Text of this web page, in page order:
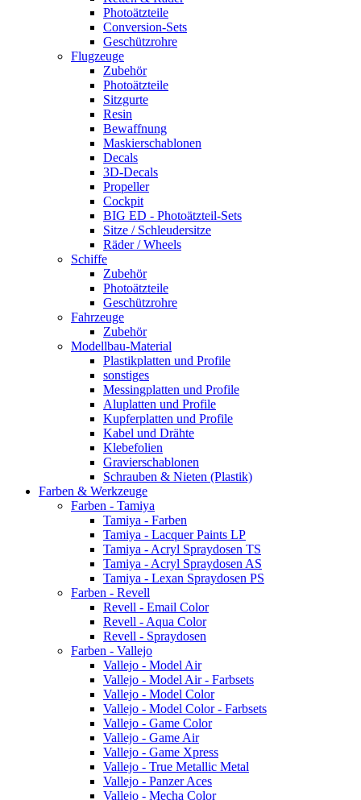
Photoätzteile
Conversion-Sets
Geschützrohre
Flugzeuge
Zubehör
Photoätzteile
Sitzgurte
Resin
Bewaffnung
Maskierschablonen
Decals
3D-Decals
Propeller
Cockpit
BIG ED - Photoätzteil-Sets
Sitze / Schleudersitze
Räder / Wheels
Schiffe
Zubehör
Photoätzteile
Geschützrohre
Fahrzeuge
Zubehör
Modellbau-Material
Plastikplatten und Profile
sonstiges
Messingplatten und Profile
Aluplatten und Profile
Kupferplatten und Profile
Kabel und Drähte
Klebefolien
Gravierschablonen
Schrauben & Nieten (Plastik)
Farben & Werkzeuge
Farben - Tamiya
Tamiya - Farben
Tamiya - Lacquer Paints LP
Tamiya - Acryl Spraydosen TS
Tamiya - Acryl Spraydosen AS
Tamiya - Lexan Spraydosen PS
Farben - Revell
Revell - Email Color
Revell - Aqua Color
Revell - Spraydosen
Farben - Vallejo
Vallejo - Model Air
Vallejo - Model Air - Farbsets
Vallejo - Model Color
Vallejo - Model Color - Farbsets
Vallejo - Game Color
Vallejo - Game Air
Vallejo - Game Xpress
Vallejo - True Metallic Metal
Vallejo - Panzer Aces
Vallejo - Mecha Color